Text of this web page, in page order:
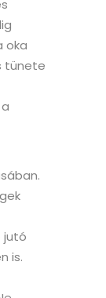
oka
tünete
jutó
is.